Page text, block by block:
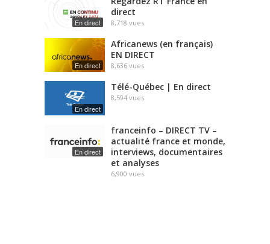
En direct
direct
8,718 vues
En direct
Africanews (en français)
EN DIRECT
8,636 vues
En direct
Télé-Québec | En direct
8,594 vues
En direct
franceinfo – DIRECT TV –
actualité france et monde,
interviews, documentaires
et analyses
6,900 vues